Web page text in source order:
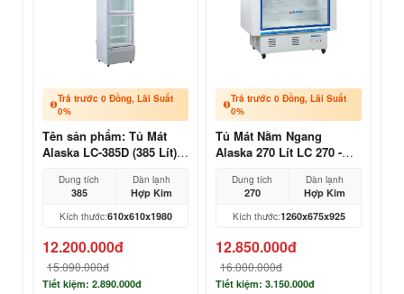
Trả trước 0 Đồng, Lãi Suất
0%
Tên sản phẩm: Tủ Mát
Alaska LC-385D (385 Lít) -
Dung tích
385
Dàn lạnh
Hợp Kim
Kích thước:610x610x1980
12.200.000đ
15.090.000đ
Tiết kiệm: 2.890.000đ
Trả trước 0 Đồng, Lãi Suất
0%
Tủ Mát Nằm Ngang
Alaska 270 Lít LC 270 -
KhoDung tích
270
Dàn lạnh
Hợp Kim
Kích thước:1260x675x925
12.850.000đ
16.000.000đ
Tiết kiệm: 3.150.000đ